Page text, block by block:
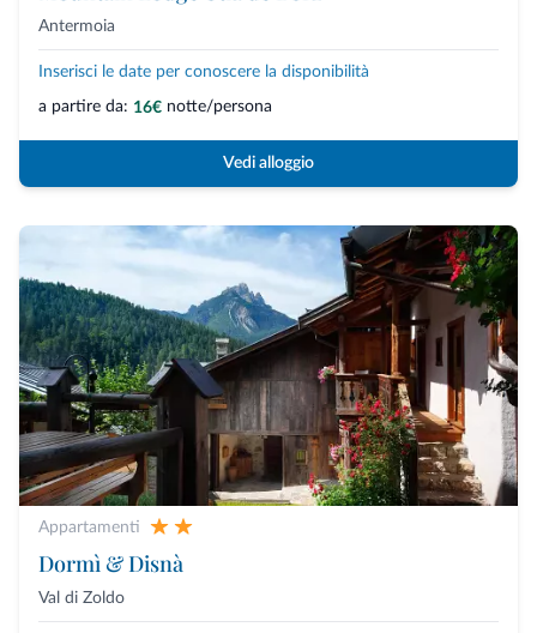
Antermoia
Inserisci le date per conoscere la disponibilità
a partire da: 16€ notte/persona
Vedi alloggio
Appartamenti
Dormì & Disnà
Val di Zoldo